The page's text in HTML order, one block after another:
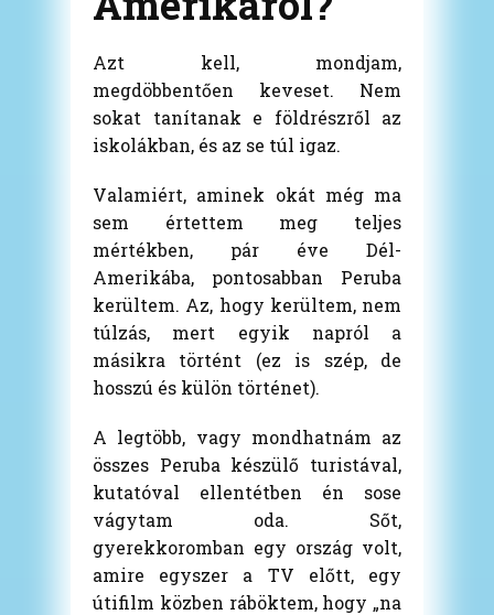
Azt kell, mondjam,
megdöbbentően keveset. Nem
sokat tanítanak e földrészről az
iskolákban, és az se túl igaz.
Valamiért, aminek okát még ma
sem értettem meg teljes
mértékben, pár éve Dél-
Amerikába, pontosabban Peruba
kerültem. Az, hogy kerültem, nem
túlzás, mert egyik napról a
másikra történt (ez is szép, de
hosszú és külön történet).
A legtöbb, vagy mondhatnám az
összes Peruba készülő turistával,
kutatóval ellentétben én sose
vágytam oda. Sőt,
gyerekkoromban egy ország volt,
amire egyszer a TV előtt, egy
útifilm közben ráböktem, hogy „na